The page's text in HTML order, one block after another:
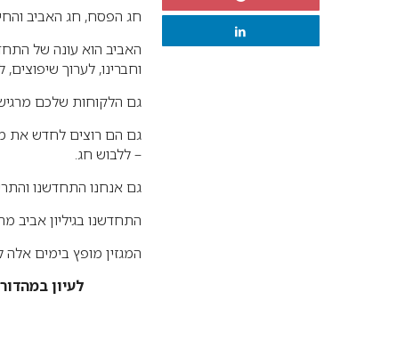
חג הפסח, חג האביב
האביב הוא עונה של
וחברינו, לערוך
גם הלקוחות שלכם
גם הם רוצים לחדש את
– ללבוש חג.
גם אנחנו התחדשנו
התחדשנו בגיליון אביב
המגזין מופץ בימים אלה
לעיון במהדורה